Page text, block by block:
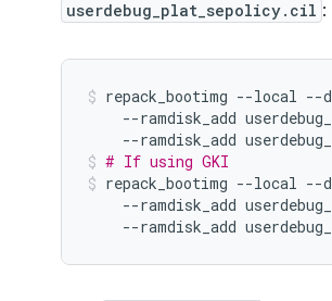
userdebug_plat_sepolicy.cil :
repack_bootimg --local --
--ramdisk_add
--ramdisk_add
# If using GKI
repack_bootimg --local --
--ramdisk_add
--ramdisk_add